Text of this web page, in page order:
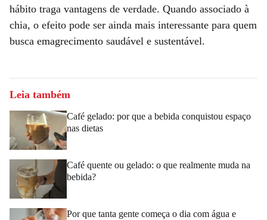
hábito traga vantagens de verdade. Quando associado à
chia, o efeito pode ser ainda mais interessante para quem
busca emagrecimento saudável e sustentável.
Leia também
Café gelado: por que a bebida conquistou espaço
nas dietas
Café quente ou gelado: o que realmente muda na
bebida?
Por que tanta gente começa o dia com água e